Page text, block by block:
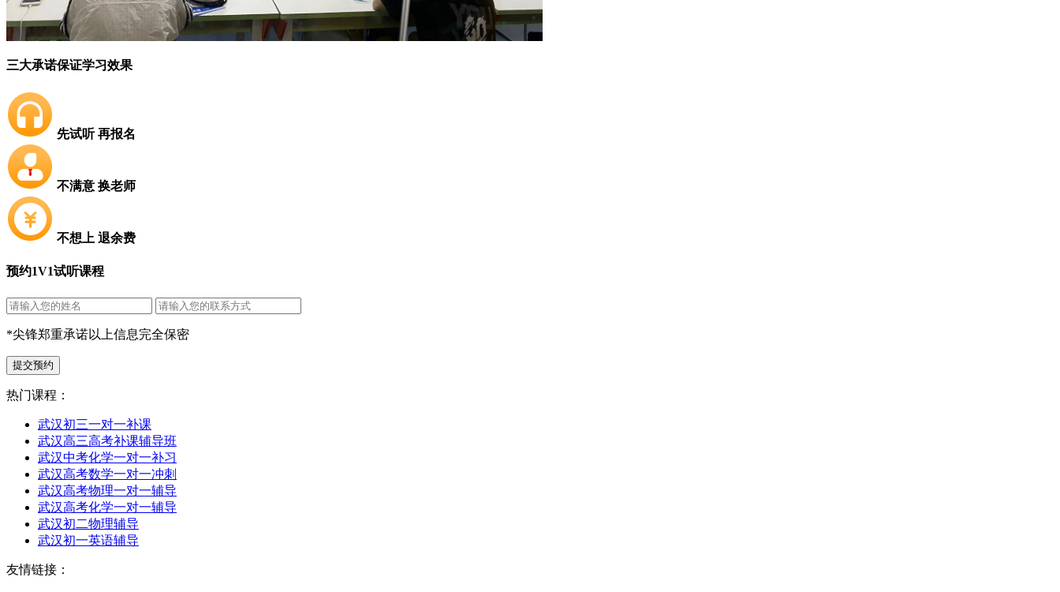
三大承诺保证学习效果
先试听 再报名
不满意 换老师
不想上 退余费
预约1V1试听课程
*尖锋郑重承诺以上信息完全保密
提交预约
热门课程：
武汉初三一对一补课
武汉高三高考补课辅导班
武汉中考化学一对一补习
武汉高考数学一对一冲刺
武汉高考物理一对一辅导
武汉高考化学一对一辅导
武汉初二物理辅导
武汉初一英语辅导
友情链接：